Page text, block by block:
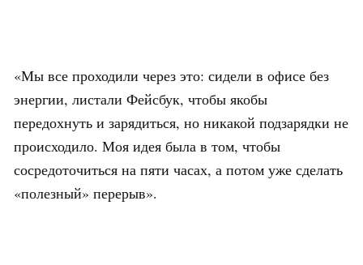
«Мы все проходили через это: сидели в офисе без
энергии, листали Фейсбук, чтобы якобы
передохнуть и зарядиться, но никакой подзарядки не
происходило. Моя идея была в том, чтобы
сосредоточиться на пяти часах, а потом уже сделать
«полезный» перерыв».